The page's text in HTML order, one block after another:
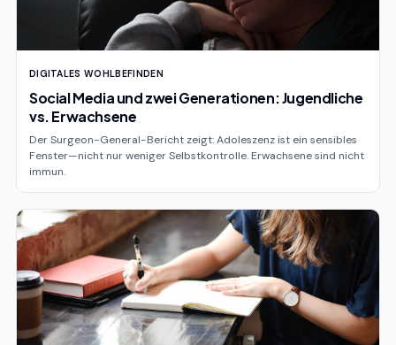
DIGITALES WOHLBEFINDEN
Social Media und zwei Generationen: Jugendliche
vs. Erwachsene
Der Surgeon-General-Bericht zeigt: Adoleszenz ist ein sensibles
Fenster—nicht nur weniger Selbstkontrolle. Erwachsene sind nicht
immun.